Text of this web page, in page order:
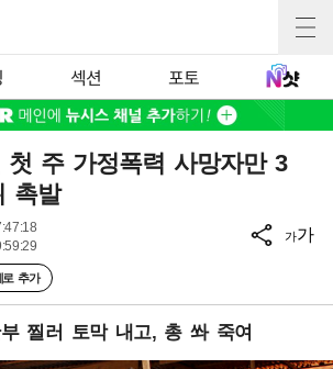
섹션 포토
첫 주 가정폭력 사망자만 3
촉발
로 추가
가가
찔러 토막 내고, 총 쏴 죽여